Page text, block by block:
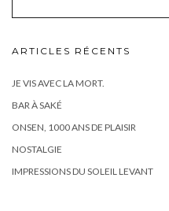
ARTICLES RÉCENTS
JE VIS AVEC LA MORT.
BAR À SAKÉ
ONSEN, 1000 ANS DE PLAISIR
NOSTALGIE
IMPRESSIONS DU SOLEIL LEVANT